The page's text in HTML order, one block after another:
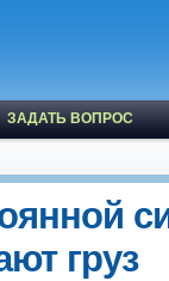
ЗАДАТЬ ВОПРОС
груз